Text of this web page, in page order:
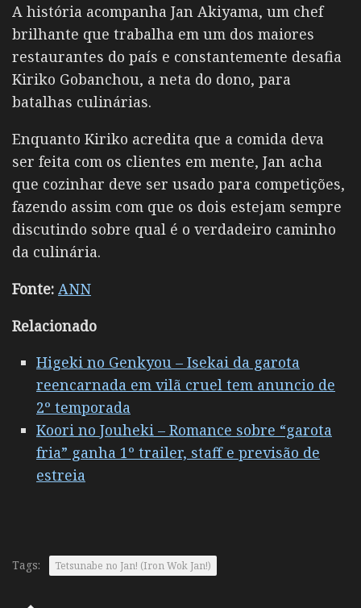
A história acompanha Jan Akiyama, um chef
brilhante que trabalha em um dos maiores
restaurantes do país e constantemente desafia
Kiriko Gobanchou, a neta do dono, para
batalhas culinárias.
Enquanto Kiriko acredita que a comida deva
ser feita com os clientes em mente, Jan acha
que cozinhar deve ser usado para competições,
fazendo assim com que os dois estejam sempre
discutindo sobre qual é o verdadeiro caminho
da culinária.
Fonte: ANN
Relacionado
Higeki no Genkyou – Isekai da garota
reencarnada em vilã cruel tem anuncio de
2º temporada
Koori no Jouheki – Romance sobre “garota
fria” ganha 1º trailer, staff e previsão de
estreia
Tags: Tetsunabe no Jan! (Iron Wok Jan!)